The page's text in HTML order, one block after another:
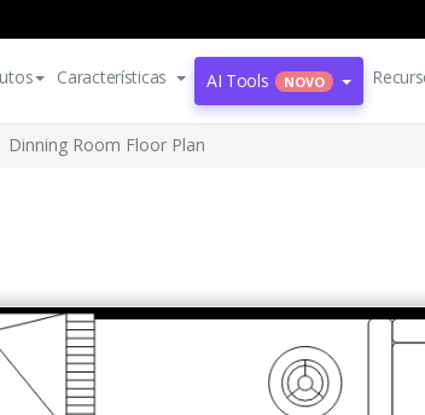
Características AI Tools NOVO
Dinning Room Floor Plan